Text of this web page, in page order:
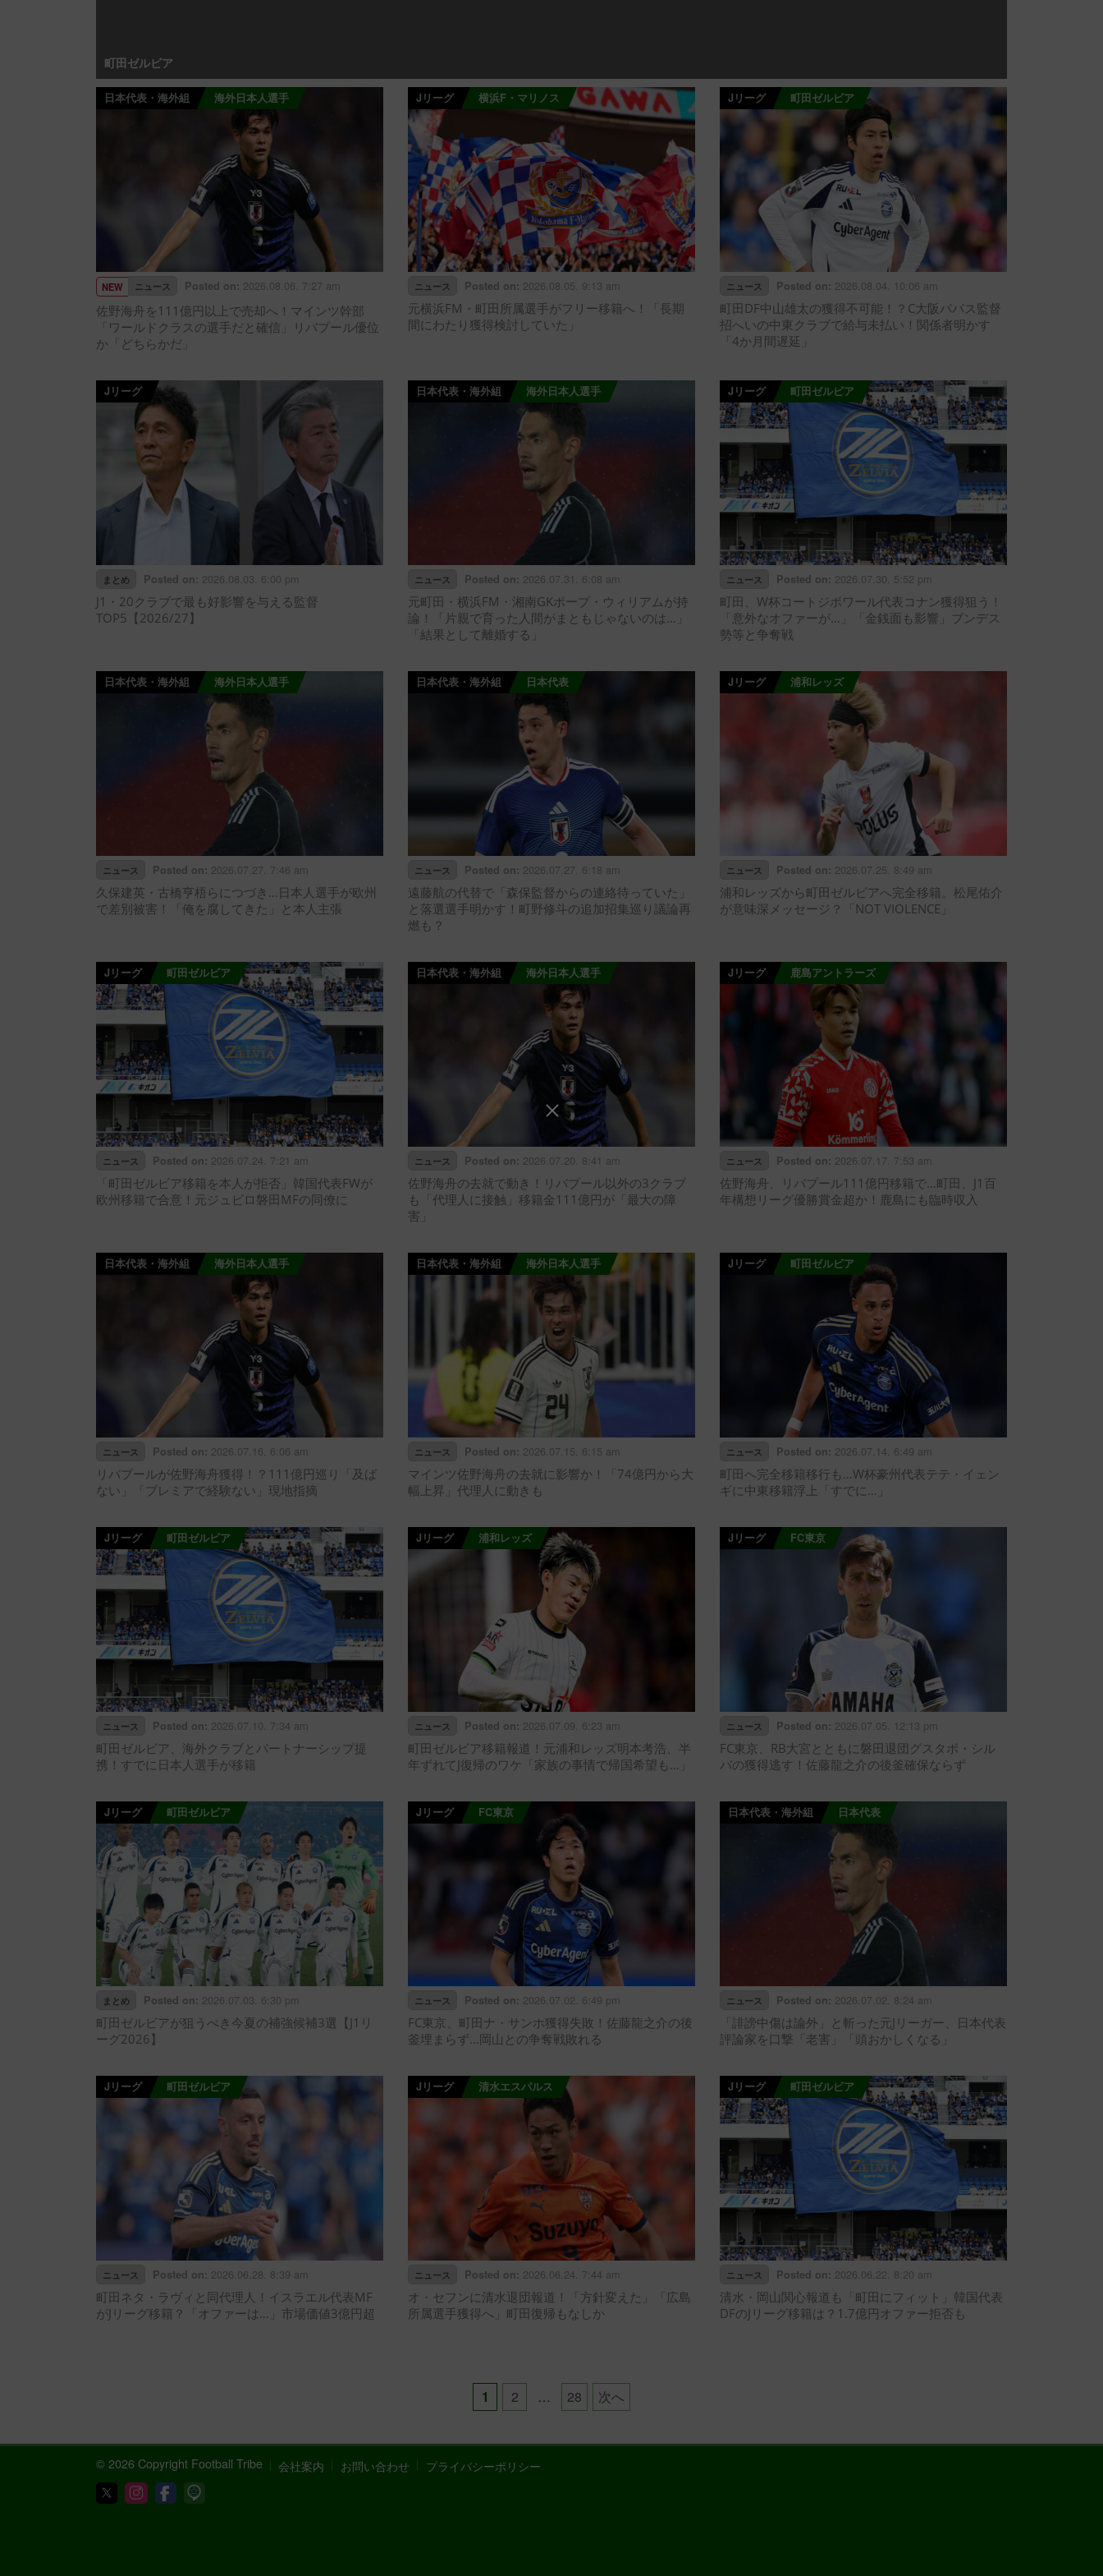
町田ゼルビア
日本代表・海外組 海外日本人選手
NEW ニュース Posted on: 2026.08.06. 7:27 am
佐野海舟を111億円以上で売却へ！マインツ幹部
「ワールドクラスの選手だと確信」リバプール優位
か「どちらかだ」
Jリーグ 横浜F・マリノス
ニュース Posted on: 2026.08.05. 9:13 am
元横浜FM・町田所属選手がフリー移籍へ！「長期
間にわたり獲得検討していた」
Jリーグ 町田ゼルビア
ニュース Posted on: 2026.08.04. 10:06 am
町田DF中山雄太の獲得不可能！？C大阪パパス監督
招へいの中東クラブで給与未払い！関係者明かす
「4か月間遅延」
Jリーグ
まとめ Posted on: 2026.08.03. 6:00 pm
J1・20クラブで最も好影響を与える監督
TOP5【2026/27】
日本代表・海外組 海外日本人選手
ニュース Posted on: 2026.07.31. 6:08 am
元町田・横浜FM・湘南GKポープ・ウィリアムが持
論！「片親で育った人間がまともじゃないのは…」
「結果として離婚する」
Jリーグ 町田ゼルビア
ニュース Posted on: 2026.07.30. 5:52 pm
町田、W杯コートジボワール代表コナン獲得狙う！
「意外なオファーが…」「金銭面も影響」ブンデス
勢等と争奪戦
日本代表・海外組 海外日本人選手
ニュース Posted on: 2026.07.27. 7:46 am
久保建英・古橋亨梧らにつづき…日本人選手が欧州
で差別被害！「俺を腐してきた」と本人主張
日本代表・海外組 日本代表
ニュース Posted on: 2026.07.27. 6:18 am
遠藤航の代替で「森保監督からの連絡待っていた」
と落選選手明かす！町野修斗の追加招集巡り議論再
燃も？
Jリーグ 浦和レッズ
ニュース Posted on: 2026.07.25. 8:49 am
浦和レッズから町田ゼルビアへ完全移籍。松尾佑介
が意味深メッセージ？「NOT VIOLENCE」
Jリーグ 町田ゼルビア
ニュース Posted on: 2026.07.24. 7:21 am
「町田ゼルビア移籍を本人が拒否」韓国代表FWが
欧州移籍で合意！元ジュビロ磐田MFの同僚に
日本代表・海外組 海外日本人選手
ニュース Posted on: 2026.07.20. 8:41 am
佐野海舟の去就で動き！リバプール以外の3クラブ
も「代理人に接触」移籍金111億円が「最大の障
害」
Jリーグ 鹿島アントラーズ
ニュース Posted on: 2026.07.17. 7:53 am
佐野海舟、リバプール111億円移籍で…町田、J1百
年構想リーグ優勝賞金超か！鹿島にも臨時収入
日本代表・海外組 海外日本人選手
ニュース Posted on: 2026.07.16. 6:06 am
リバプールが佐野海舟獲得！？111億円巡り「及ば
ない」「プレミアで経験ない」現地指摘
日本代表・海外組 海外日本人選手
ニュース Posted on: 2026.07.15. 6:15 am
マインツ佐野海舟の去就に影響か！「74億円から大
幅上昇」代理人に動きも
Jリーグ 町田ゼルビア
ニュース Posted on: 2026.07.14. 6:49 am
町田へ完全移籍移行も…W杯豪州代表テテ・イェン
ギに中東移籍浮上「すでに…」
Jリーグ 町田ゼルビア
ニュース Posted on: 2026.07.10. 7:34 am
町田ゼルビア、海外クラブとパートナーシップ提
携！すでに日本人選手が移籍
Jリーグ 浦和レッズ
ニュース Posted on: 2026.07.09. 6:23 am
町田ゼルビア移籍報道！元浦和レッズ明本考浩、半
年ずれてJ復帰のワケ「家族の事情で帰国希望も…」
Jリーグ FC東京
ニュース Posted on: 2026.07.05. 12:13 pm
FC東京、RB大宮とともに磐田退団グスタボ・シル
バの獲得逃す！佐藤龍之介の後釜確保ならず
Jリーグ 町田ゼルビア
まとめ Posted on: 2026.07.03. 6:30 pm
町田ゼルビアが狙うべき今夏の補強候補3選【J1リ
ーグ2026】
Jリーグ FC東京
ニュース Posted on: 2026.07.02. 6:49 pm
FC東京、町田ナ・サンホ獲得失敗！佐藤龍之介の後
釜埋まらず…岡山との争奪戦敗れる
日本代表・海外組 日本代表
ニュース Posted on: 2026.07.02. 8:24 am
「誹謗中傷は論外」と斬った元Jリーガー、日本代表
評論家を口撃「老害」「頭おかしくなる」
Jリーグ 町田ゼルビア
ニュース Posted on: 2026.06.28. 8:39 am
町田ネタ・ラヴィと同代理人！イスラエル代表MF
がJリーグ移籍？「オファーは…」市場価値3億円超
Jリーグ 清水エスパルス
ニュース Posted on: 2026.06.24. 7:44 am
オ・セフンに清水退団報道！「方針変えた」「広島
所属選手獲得へ」町田復帰もなしか
Jリーグ 町田ゼルビア
ニュース Posted on: 2026.06.22. 8:20 am
清水・岡山関心報道も「町田にフィット」韓国代表
DFのJリーグ移籍は？1.7億円オファー拒否も
Posts
1 2 … 28 次へ
© 2026 Copyright Football Tribe 会社案内 お問い合わせ プライバシーポリシー